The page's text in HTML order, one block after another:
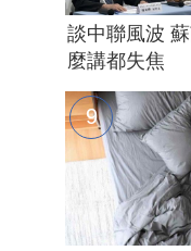
談中聯風波
麼講都失焦